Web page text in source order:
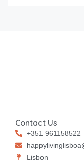
Contact Us
+351 961158522
⁠⁠Lisbon